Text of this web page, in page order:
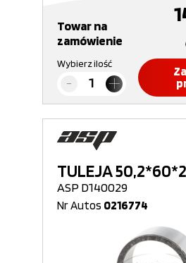
Towar na
zamówienie
Wybierz ilość
TULEJA
ASP D140029
Nr Autos 0216774